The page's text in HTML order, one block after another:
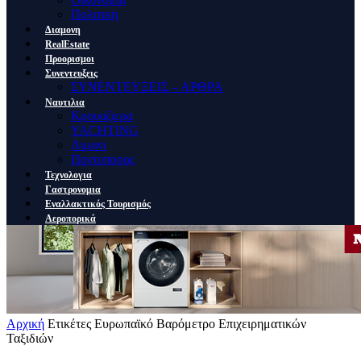
Πολιτικη
Διαμονη
RealEstate
Προορισμοι
Συνεντευξεις
ΣΥΝΕΝΤΕΥΞΕΙΣ – ΑΡΘΡΑ
Ναυτιλια
Κρουαζιερα
YACHTING
Λιμανι
Ποντοπορος
Τεχνολογια
Γαστρονομια
Εναλλακτικός Τουρισμός
Αεροπορικά
Αρχική Ετικέτες Ευρωπαϊκό Βαρόμετρο Επιχειρηματικών
Ταξιδιών